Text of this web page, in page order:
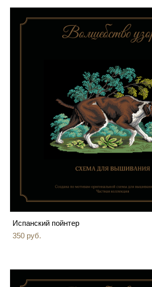
Испанский пойнтер
350 pуб.